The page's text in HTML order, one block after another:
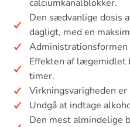
calciumkanalblokker.
Den sædvanlige dosis
dagligt, med en
Effekten af lægemidlet
timer.
Virkningsvarigheden
Undgå at indtage
Den mest almindelige